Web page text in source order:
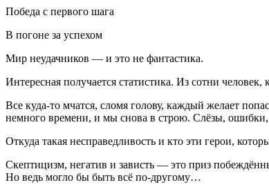
Победа с первого шага
В погоне за успехом
Мир неудачников — и это не фантастика.
Интересная получается статистика. Из сотни
Все куда-то мчатся, сломя голову, каждый желает
немного времени, и мы снова в строю. Слёзы,
Откуда такая несправедливость и кто эти герои,
Скептицизм, негатив и зависть — это приз
Но ведь могло бы быть всё по-другому…